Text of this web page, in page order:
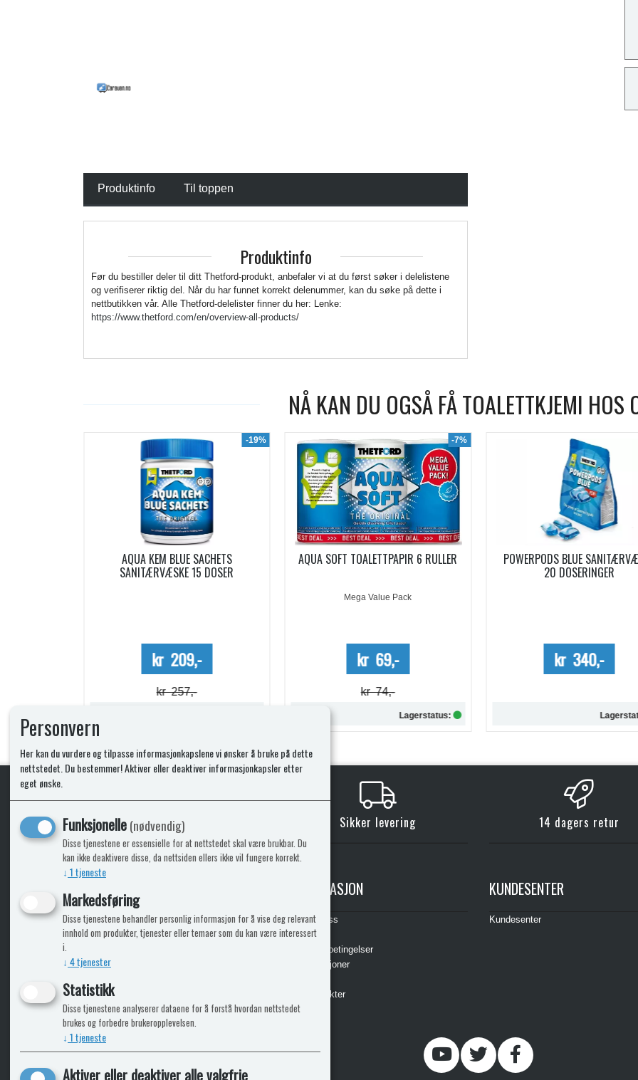
Produktinfo Til toppen
Produktinfo
Før du bestiller deler til ditt Thetford-produkt, anbefaler vi at du først søker i delelistene
og verifiserer riktig del. Når du har funnet korrekt delenummer, kan du søke på dette i
nettbutikken vår. Alle Thetford-delelister finner du her: Lenke:
https://www.thetford.com/en/overview-all-products/
NÅ KAN DU OGSÅ FÅ TOALETTKJEMI HOS
-7%
AQUA SOFT TOALETTPAPIR 6 RULLER
kr 69,-
kr 74,-
Kjøp
POWERPODS BLUE SANITÆRVÆSKE
kr 340,-
Lagerstatus:
SANITÆRVÆSKE AQUA KEM
EUCALYPTUS KONSENTRERT
kr 254,-
KLikk & hent Sikker levering 14 dagers retur
ICARAVANGRUPPEN
Bobilkjeden - iCaravan Tromsø
Caravan.no - når camping er livet
Fritidsvarehuset.no - barn og velvære
INFORMASJON
Kontakt oss
Cookies
Leveringsbetingelser
Reklamasjoner
Alle produkter
KUNDESENTER
Kundesenter
Personvern
Her kan du vurdere og tilpasse informasjonkapslene vi ønsker å bruke på dette
nettstedet. Du bestemmer! Aktiver eller deaktiver informasjonkapsler etter
eget ønske.
Funksjonelle(nødvendig)
Disse tjenestene er essensielle for at nettstedet skal være brukbar. Du
kan ikke deaktivere disse, da nettsiden ellers ikke vil fungere korrekt.
↓ 1tjeneste
Markedsføring
Disse tjenestene behandler personlig informasjon for å vise deg relevant
innhold om produkter, tjenester eller temaer som du kan være interessert
i.
↓ 4tjenester
Statistikk
Disse tjenestene analyserer dataene for å forstå hvordan nettstedet
brukes og forbedre brukeropplevelsen.
↓ 1tjeneste
Aktiver eller deaktiver alle valgfrie